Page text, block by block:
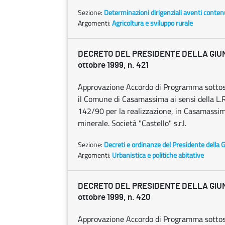
Sezione: Determinazioni dirigenziali aventi
Argomenti:Agricoltura e sviluppo rurale
DECRETO DEL PRESIDENTE DELLA
ottobre 1999, n. 421
Approvazione Accordo di Programma
il Comune di Casamassima ai sensi della
142/90 per la realizzazione, in
minerale. Società "Castello" s.r.l.
Sezione: Decreti e ordinanze del Presidente della
Argomenti: Urbanistica e politiche abitative
DECRETO DEL PRESIDENTE DELLA
ottobre 1999, n. 420
Approvazione Accordo di Programma